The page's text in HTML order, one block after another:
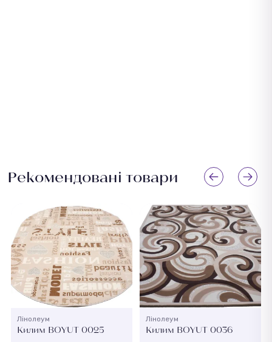
Рекомендовані товари
Лінолеум
Килим BOYUT 0025
Лінолеум
Килим BOYUT 0036